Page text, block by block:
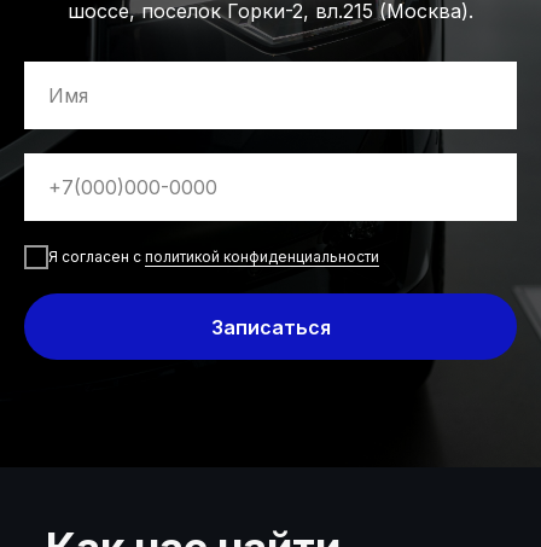
шоссе, поселок Горки-2, вл.215 (Москва).
Я согласен с политикой конфиденциальности
Записаться